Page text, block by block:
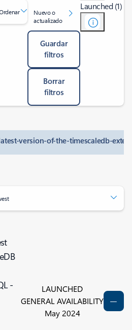
Nuevo o
actualizado
Guardar
filtros
Borrar
filtros
Launched (1)
version-of-the-timescaledb-
-
LAUNCHED
GENERAL AVAILABILITY
May 2024